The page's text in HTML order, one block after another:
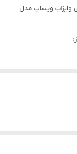
وایزاپ ویساپ مدل